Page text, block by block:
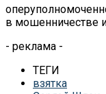
в мошенничестве
- реклама -
ТЕГИ
взятка